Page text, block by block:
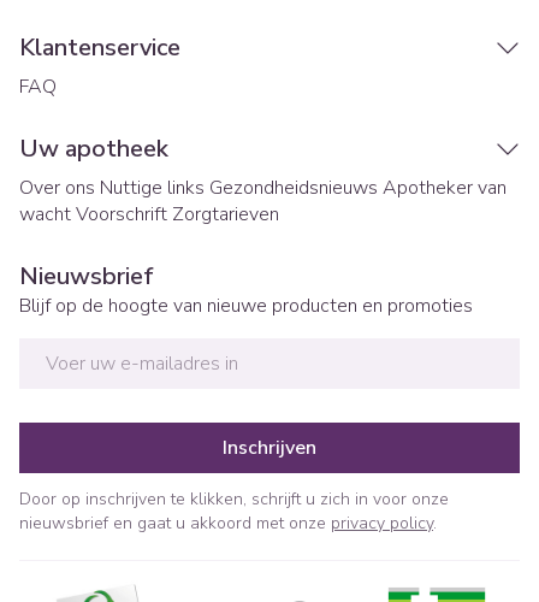
Klantenservice
FAQ
Uw apotheek
Over ons Nuttige links Gezondheidsnieuws Apotheker van
wachtVoorschrift Zorgtarieven
Nieuwsbrief
Blijf op de hoogte van nieuwe producten en promoties
Inschrijven
Door op inschrijven te klikken, schrijft u zich in voor onze
nieuwsbrief en gaat u akkoord met onze privacy policy.